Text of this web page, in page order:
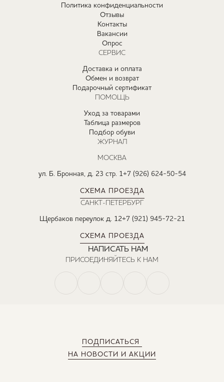
ПОДПИСАТЬСЯ
НА НОВОСТИ И АКЦИИ
Политика конфиденциальности
Отзывы
Контакты
Вакансии
Опрос
СЕРВИС
Доставка и оплата
Обмен и возврат
Подарочный сертификат
ПОМОЩЬ
Уход за товарами
Таблица размеров
Подбор обуви
ЖУРНАЛ
МОСКВА
ул. Б. Бронная, д. 23 стр. 1+7 (926) 624-50-54
СХЕМА ПРОЕЗДА
САНКТ-ПЕТЕРБУРГ
Щербаков переулок д. 12+7 (921) 945-72-21
СХЕМА ПРОЕЗДА
НАПИСАТЬ НАМ
ПРИСОЕДИНЯЙТЕСЬ К НАМ